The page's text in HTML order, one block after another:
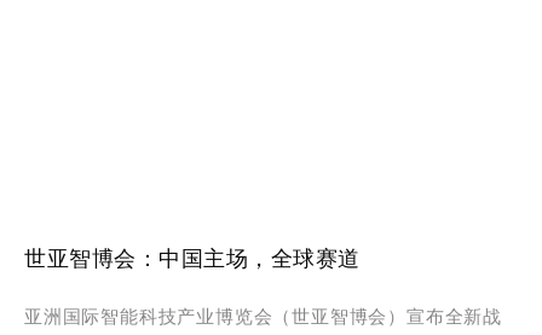
世亚智博会：中国主场，全球赛道
亚洲国际智能科技产业博览会（世亚智博会）宣布全新战